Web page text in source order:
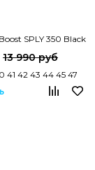
SPLY 350 Black
13 990 руб
41 42 43 44 45 47